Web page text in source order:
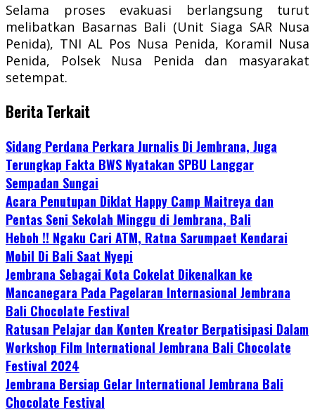
Selama proses evakuasi berlangsung turut
melibatkan Basarnas Bali (Unit Siaga SAR Nusa
Penida), TNI AL Pos Nusa Penida, Koramil Nusa
Penida, Polsek Nusa Penida dan masyarakat
setempat.
Berita Terkait
Sidang Perdana Perkara Jurnalis Di Jembrana, Juga
Terungkap Fakta BWS Nyatakan SPBU Langgar
Sempadan Sungai
Acara Penutupan Diklat Happy Camp Maitreya dan
Pentas Seni Sekolah Minggu di Jembrana, Bali
Heboh !! Ngaku Cari ATM, Ratna Sarumpaet Kendarai
Mobil Di Bali Saat Nyepi
Jembrana Sebagai Kota Cokelat Dikenalkan ke
Mancanegara Pada Pagelaran Internasional Jembrana
Bali Chocolate Festival
Ratusan Pelajar dan Konten Kreator Berpatisipasi Dalam
Workshop Film International Jembrana Bali Chocolate
Festival 2024
Jembrana Bersiap Gelar International Jembrana Bali
Chocolate Festival